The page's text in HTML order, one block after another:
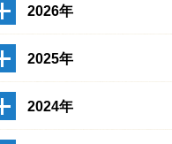
2026年
2025年
2024年